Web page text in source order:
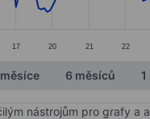
17 20 21 22
6 měsíců 1
nástrojům pro grafy a